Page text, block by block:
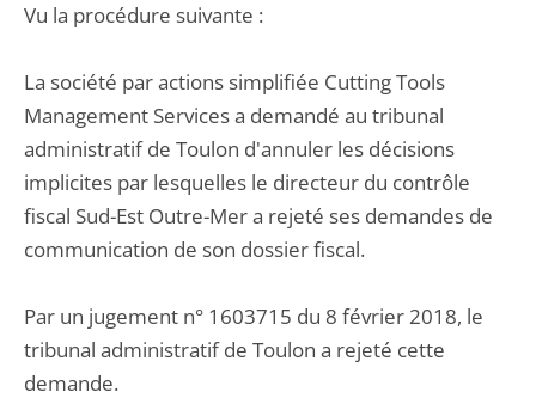
Vu la procédure suivante :
La société par actions simplifiée Cutting Tools
Management Services a demandé au tribunal
administratif de Toulon d'annuler les décisions
implicites par lesquelles le directeur du contrôle
fiscal Sud-Est Outre-Mer a rejeté ses demandes de
communication de son dossier fiscal.
Par un jugement n° 1603715 du 8 février 2018, le
tribunal administratif de Toulon a rejeté cette
demande.